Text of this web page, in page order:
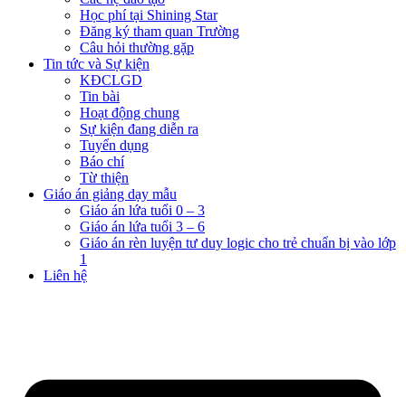
Học phí tại Shining Star
Đăng ký tham quan Trường
Câu hỏi thường gặp
Tin tức và Sự kiện
KĐCLGD
Tin bài
Hoạt động chung
Sự kiện đang diễn ra
Tuyển dụng
Báo chí
Từ thiện
Giáo án giảng dạy mẫu
Giáo án lứa tuổi 0 – 3
Giáo án lứa tuổi 3 – 6
Giáo án rèn luyện tư duy logic cho trẻ chuẩn bị vào lớp
1
Liên hệ